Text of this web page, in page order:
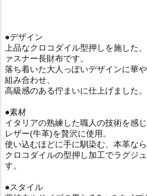
●デザイン
上品なクロコダイル型押しを施した
ァスナー長財布です。
落ち着いた大人っぽいデザインに華
組み合わせ、
高級感のある佇まいに仕上げました。
●素材
イタリアの熟練した職人の技術を感
レザー(牛革)を贅沢に使用。
使い込むほどに手に馴染む、本革な
クロコダイルの型押し加工でラグジ
す。
●スタイル